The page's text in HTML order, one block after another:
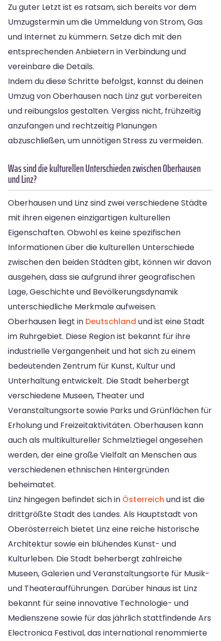
Zu guter Letzt ist es ratsam, sich bereits vor dem
Umzugstermin um die Ummeldung von Strom, Gas
und Internet zu kümmern. Setze dich mit den
entsprechenden Anbietern in Verbindung und
vereinbare die Details.
Indem du diese Schritte befolgst, kannst du deinen
Umzug von Oberhausen nach Linz gut vorbereiten
und reibungslos gestalten. Vergiss nicht, frühzeitig
anzufangen und rechtzeitig Planungen
abzuschließen, um unnötigen Stress zu vermeiden.
Was sind die kulturellen Unterschieden zwischen Oberhausen
und Linz?
Oberhausen und Linz sind zwei verschiedene Städte
mit ihren eigenen einzigartigen kulturellen
Eigenschaften. Obwohl es keine spezifischen
Informationen über die kulturellen Unterschiede
zwischen den beiden Städten gibt, können wir davon
ausgehen, dass sie aufgrund ihrer geografischen
Lage, Geschichte und Bevölkerungsdynamik
unterschiedliche Merkmale aufweisen.
Oberhausen liegt in Deutschland und ist eine Stadt
im Ruhrgebiet. Diese Region ist bekannt für ihre
industrielle Vergangenheit und hat sich zu einem
bedeutenden Zentrum für Kunst, Kultur und
Unterhaltung entwickelt. Die Stadt beherbergt
verschiedene Museen, Theater und
Veranstaltungsorte sowie Parks und Grünflächen für
Erholung und Freizeitaktivitäten. Oberhausen kann
auch als multikultureller Schmelztiegel angesehen
werden, der eine große Vielfalt an Menschen aus
verschiedenen ethnischen Hintergründen
beheimatet.
Linz hingegen befindet sich in Österreich und ist die
drittgrößte Stadt des Landes. Als Hauptstadt von
Oberösterreich bietet Linz eine reiche historische
Architektur sowie ein blühendes Kunst- und
Kulturleben. Die Stadt beherbergt zahlreiche
Museen, Galerien und Veranstaltungsorte für Musik-
und Theateraufführungen. Darüber hinaus ist Linz
bekannt für seine innovative Technologie- und
Medienszene sowie für das jährlich stattfindende Ars
Electronica Festival, das international renommierte